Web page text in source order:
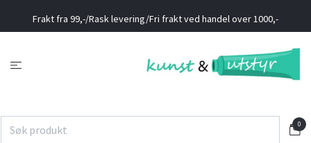
Frakt fra 99,-/Rask levering/Fri frakt ved handel over 1000,-
0